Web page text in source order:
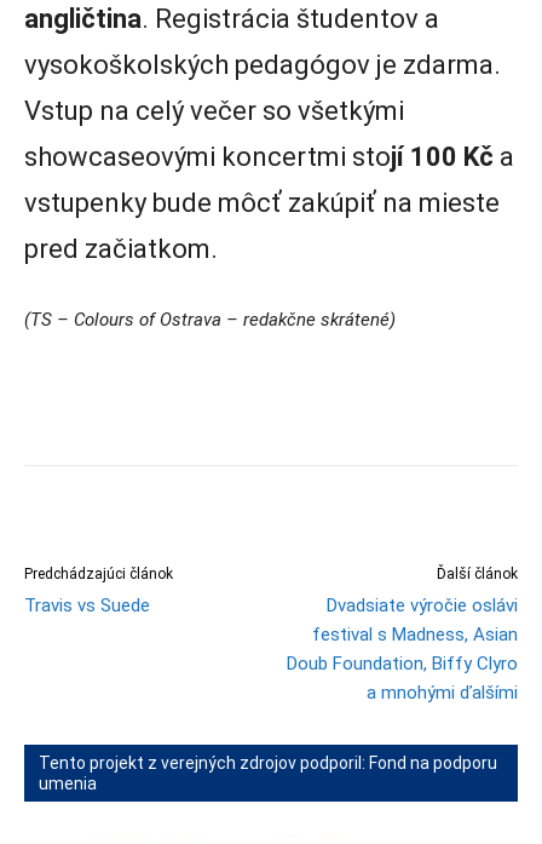
angličtina. Registrácia študentov a
vysokoškolských pedagógov je zdarma.
Vstup na celý večer so všetkými
showcaseovými koncertmi stojí 100 Kč a
vstupenky bude môcť zakúpiť na mieste
pred začiatkom.
(TS – Colours of Ostrava – redakčne skrátené)
Predchádzajúci článok
Travis vs Suede
Ďalší článok
Dvadsiate výročie oslávi
festival s Madness, Asian
Doub Foundation, Biffy Clyro
a mnohými ďalšími
Tento projekt z verejných zdrojov podporil: Fond na podporu
umenia